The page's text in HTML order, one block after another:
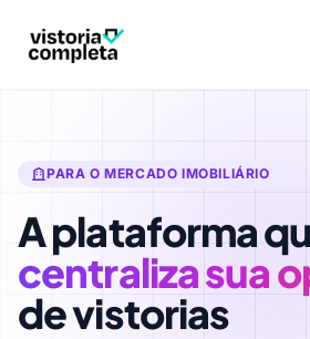
PARA O MERCADO IMOBILIÁRIO
A plataforma
centraliza sua
de vistorias